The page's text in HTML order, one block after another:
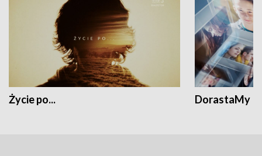
Życie po... DorastaMy